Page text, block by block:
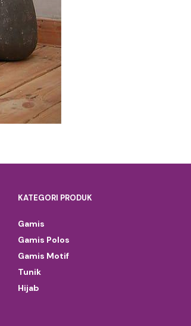
KATEGORI PRODUK
Gamis
Gamis Polos
Gamis Motif
Tunik
Hijab